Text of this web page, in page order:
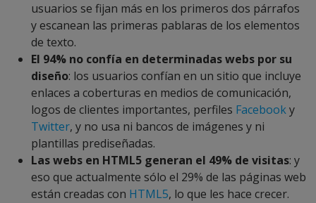
usuarios se fijan más en los primeros dos párrafos
y escanean las primeras pablaras de los elementos
de texto.
El 94% no confía en determinadas webs por su
diseño: los usuarios confían en un sitio que incluye
enlaces a coberturas en medios de comunicación,
logos de clientes importantes, perfiles Facebooky
Twitter, y no usa ni bancos de imágenes y ni
plantillas prediseñadas.
Las webs en HTML5 generan el 49% de visitas: y
eso que actualmente sólo el 29% de las páginas web
están creadas con HTML5, lo que les hace crecer.